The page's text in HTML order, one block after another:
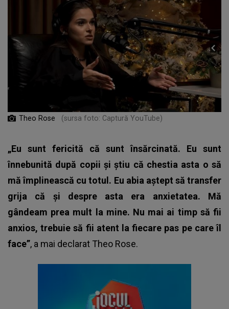
Theo Rose (sursa foto: Captură YouTube)
„Eu sunt fericită că sunt însărcinată. Eu sunt
înnebunită după copii și știu că chestia asta o să
mă împlinească cu totul. Eu abia aștept să transfer
grija că și despre asta era anxietatea. Mă
gândeam prea mult la mine. Nu mai ai timp să fii
anxios, trebuie să fii atent la fiecare pas pe care îl
face”, a mai declarat Theo Rose.